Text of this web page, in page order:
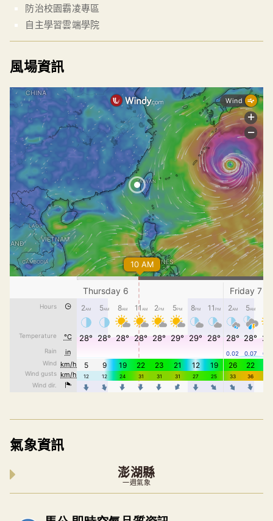
防治校園霸凌專區
自主學習雲端學院
風場資訊
氣象資訊
澎湖縣
一週氣象